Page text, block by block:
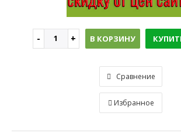
В КОРЗИНУ
Сравнение
Избранное